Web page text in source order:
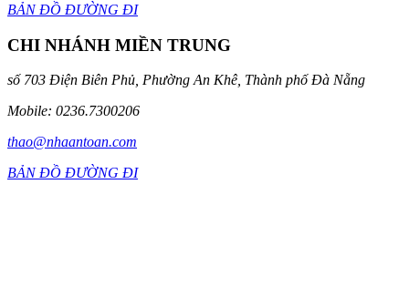
BẢN ĐỒ ĐƯỜNG ĐI
CHI NHÁNH MIỀN TRUNG
số 703 Điện Biên Phủ, Phường An Khê, Thành phố Đà Nẵng
Mobile: 0236.7300206
thao@nhaantoan.com
BẢN ĐỒ ĐƯỜNG ĐI